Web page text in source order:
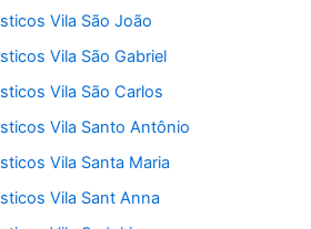
Vila São João
Vila São Gabriel
Vila São Carlos
Vila Santo Antônio
Vila Santa Maria
Vila Sant Anna